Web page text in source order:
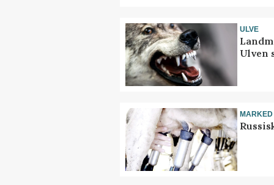
ULVE
Ulven
MARKED